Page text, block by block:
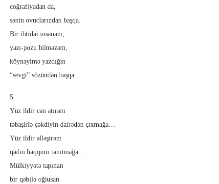
coğrafiyadan da,
sənin ovuclarından başqa.
Bir ibtidai insanam,
yazı-pozu bilməzəm,
köynəyimə yazdığın
“sevgi” sözündən başqa…
5
Yüz ildir can atıram
təbaşirlə çəkdiyin dairədən çıxmağa…
Yüz ildir əlləşirəm
qadın haqqımı tanıtmağa…
Mülkiyyətə tapınan
bir qəbilə oğlusan